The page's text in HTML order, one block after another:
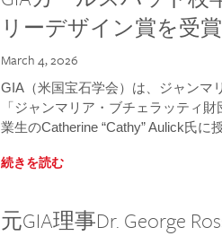
リーデザイン賞を受賞
March 4, 2026
GIA（米国宝石学会）は、ジャンマ
「ジャンマリア・ブチェラッティ
業生のCatherine “Cathy” Aulick氏に
続きを読む
元GIA理事Dr. George